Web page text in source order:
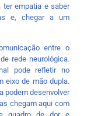
ter empatia e saber
e, chegar a um
entre o
rede neurológica.
pode refletir no
eixo de mão dupla.
podem desenvolver
chegam aqui com